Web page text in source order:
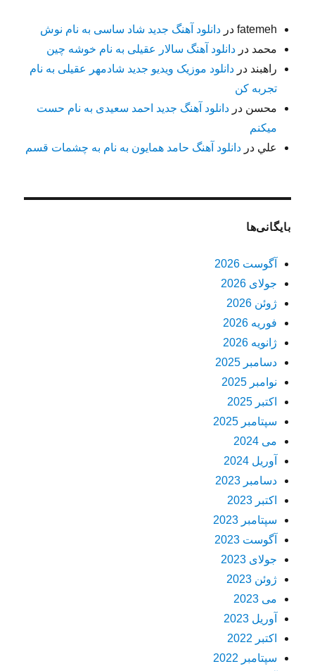
fatemeh دردانلود آهنگ جدید شاد ساسی به نام نوش
محمد دردانلود آهنگ سالار عقیلی به نام خوشه چین
راهبند دردانلود موزیک ویدیو جدید شادمهر عقیلی به نام
تجربه کن
محسن دردانلود آهنگ جدید احمد سعیدی به نام حست
میکنم
علي دردانلود آهنگ حامد همایون به نام به چشمات قسم
بایگانی‌ها
آگوست 2026
جولای 2026
ژوئن 2026
فوریه 2026
ژانویه 2026
دسامبر 2025
نوامبر 2025
اکتبر 2025
سپتامبر 2025
می 2024
آوریل 2024
دسامبر 2023
اکتبر 2023
سپتامبر 2023
آگوست 2023
جولای 2023
ژوئن 2023
می 2023
آوریل 2023
اکتبر 2022
سپتامبر 2022